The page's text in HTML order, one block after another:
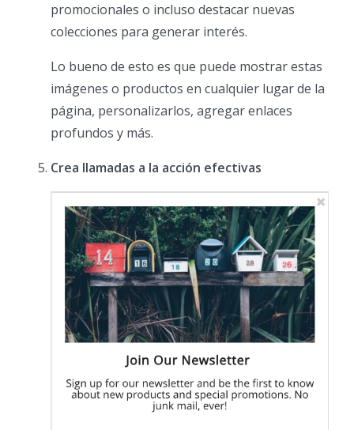
promocionales o incluso destacar nuevas
colecciones para generar interés.
Lo bueno de esto es que puede mostrar estas
imágenes o productos en cualquier lugar de la
página, personalizarlos, agregar enlaces
profundos y más.
Crea llamadas a la acción efectivas